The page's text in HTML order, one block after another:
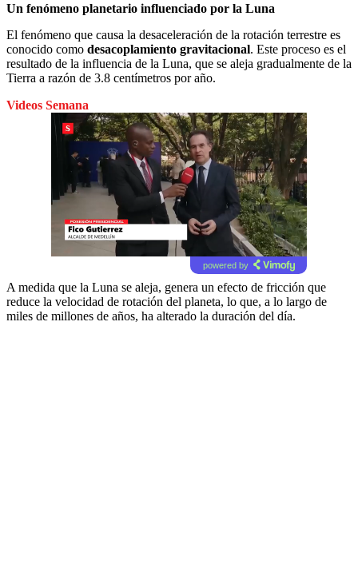
Un fenómeno planetario influenciado por la Luna
El fenómeno que causa la desaceleración de la rotación terrestre es
conocido como desacoplamiento gravitacional. Este proceso es el
resultado de la influencia de la Luna, que se aleja gradualmente de la
Tierra a razón de 3.8 centímetros por año.
Videos Semana
powered by
A medida que la Luna se aleja, genera un efecto de fricción que
reduce la velocidad de rotación del planeta, lo que, a lo largo de
miles de millones de años, ha alterado la duración del día.